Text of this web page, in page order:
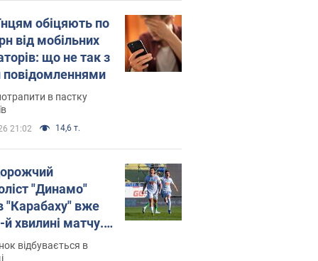
обіцяють по
від мобільних
що не так з
в пастку
21:02 14,6 т.
"Динамо"
"Карабаху" вже
й хвилині матчу.
відбувається в